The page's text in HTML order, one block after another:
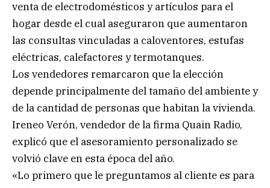
venta de electrodomésticos y artículos para el
hogar desde el cual aseguraron que aumentaron
las consultas vinculadas a caloventores, estufas
eléctricas, calefactores y termotanques.
Los vendedores remarcaron que la elección
depende principalmente del tamaño del ambiente y
de la cantidad de personas que habitan la vivienda.
Ireneo Verón, vendedor de la firma Quain Radio,
explicó que el asesoramiento personalizado se
volvió clave en esta época del año.
«Lo primero que le preguntamos al cliente es para